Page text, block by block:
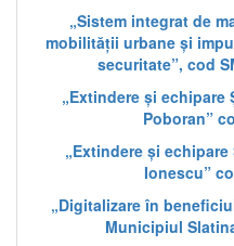
„Sistem integrat de
mobilității urbane și
securitate”, cod
„Extindere și echipare
Poboran”
„Extindere și
Ionescu”
„Digitalizare în
Municipiul